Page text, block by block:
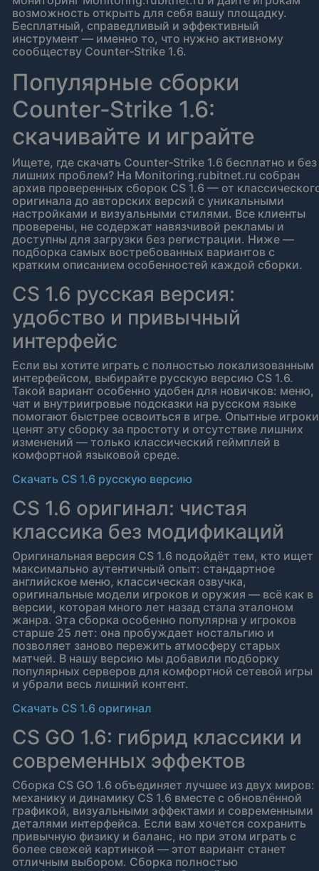
возможность открыть для себя вашу площадку.
Бесплатный, справедливый и эффективный
инструмент — именно то, что нужно активному
сообществу Counter‑Strike 1.6.
Популярные сборки
Counter‑Strike 1.6:
скачивайте и играйте
Ищете, где скачать Counter‑Strike 1.6 бесплатно и без
лишних проблем? На Monitoring.rubitnet.ru собран
архив проверенных сборок CS 1.6 — от
оригинала до авторских версий с уникальными
настройками и визуальными стилями. Все клиенты
проверены, не содержат навязчивой рекламы и
доступны для загрузки без регистрации. Ниже —
подборка самых востребованных вариантов с
кратким описанием особенностей каждой сборки.
CS 1.6 русская версия:
удобство и привычный
интерфейс
Если вы хотите играть с полностью локализованным
интерфейсом, выбирайте русскую версию CS 1.6.
Такой вариант особенно удобен для новичков: меню,
чат и внутриигровые подсказки на русском языке
помогают быстрее освоиться в игре. Опытные игроки
ценят эту сборку за простоту и отсутствие лишних
изменений — только классический геймплей в
комфортной языковой среде.
Скачать CS 1.6 русскую версию
CS 1.6 оригинал: чистая
классика без модификаций
Оригинальная версия CS 1.6 подойдёт тем, кто ищет
максимально аутентичный опыт: стандартное
английское меню, классическая озвучка,
оригинальные модели игроков и оружия — всё как в
версии, которая много лет назад стала эталоном
жанра. Эта сборка особенно популярна у игроков
старше 25 лет: она пробуждает ностальгию и
позволяет заново пережить атмосферу старых
матчей. В нашу версию мы добавили подборку
популярных серверов для комфортной сетевой игры
и убрали весь лишний контент.
Скачать CS 1.6 оригинал
CS GO 1.6: гибрид классики и
современных эффектов
Сборка CS GO 1.6 объединяет лучшее из двух миров:
механику и динамику CS 1.6 вместе с обновлённой
графикой, визуальными эффектами и современными
деталями интерфейса. Если вам хочется сохранить
привычную физику и баланс, но при этом играть с
более свежей картинкой — этот вариант станет
отличным выбором. Сборка полностью